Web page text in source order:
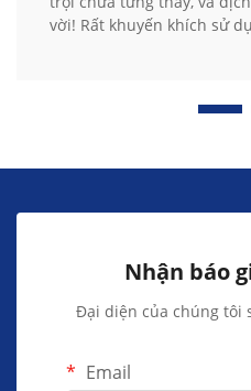
vời! Rất khuyến khích sử
Nhận báo
Đại diện của chúng tôi
Email